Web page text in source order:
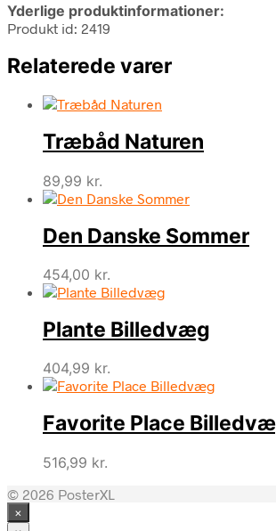
Yderlige produktinformationer:
Produkt id: 2419
Relaterede varer
Træbåd Naturen
89,99 kr.
Den Danske Sommer
454,00 kr.
Plante Billedvæg
404,99 kr.
Favorite Place
516,99 kr.
© 2026 PosterXL
×